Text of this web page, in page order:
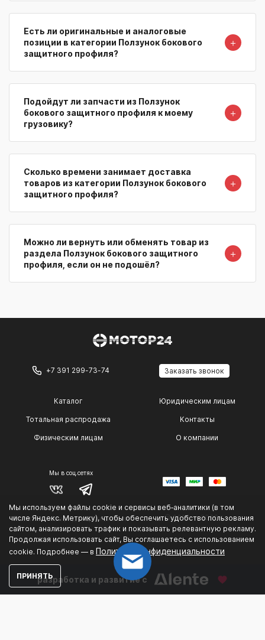
Есть ли оригинальные и аналоговые
позиции в категории Ползунок бокового
защитного профиля?
＋
Подойдут ли запчасти из Ползунок
бокового защитного профиля к моему
грузовику?
＋
Сколько времени занимает доставка
товаров из категории Ползунок бокового
защитного профиля?
＋
Можно ли вернуть или обменять товар из
раздела Ползунок бокового защитного
профиля, если он не подошёл?
＋
Мы используем файлы cookie и сервисы веб‑аналитики (в том
числе Яндекс. Метрику), чтобы обеспечить удобство пользования
сайтом, анализировать трафик и показывать релевантную рекламу.
Продолжая использовать сайт, Вы соглашаетесь с использованием
cookie. Подробнее — в Политике конфиденциальности
ПРИНЯТЬ
+7 391 299-73-74 Заказать звонок
Каталог
Тотальная распродажа
Физическим лицам
Юридическим лицам
Контакты
О компании
Мы в соц.сетях
Политика конфиденциальности © 2014 — 2026 г.
.
разработка и развитие с